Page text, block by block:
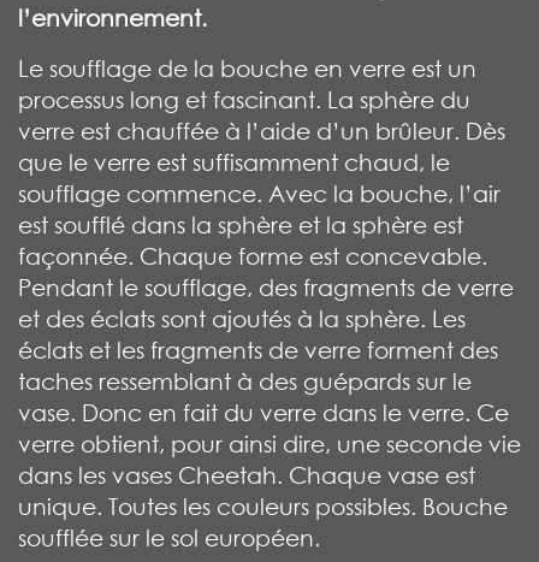
l’environnement.
Le soufflage de la bouche en verre est un
processus long et fascinant. La sphère du
verre est chauffée à l’aide d’un brûleur. Dès
que le verre est suffisamment chaud, le
soufflage commence. Avec la bouche, l’air
est soufflé dans la sphère et la sphère est
façonnée. Chaque forme est concevable.
Pendant le soufflage, des fragments de verre
et des éclats sont ajoutés à la sphère. Les
éclats et les fragments de verre forment des
taches ressemblant à des guépards sur le
vase. Donc en fait du verre dans le verre. Ce
verre obtient, pour ainsi dire, une seconde vie
dans les vases Cheetah. Chaque vase est
unique. Toutes les couleurs possibles. Bouche
soufflée sur le sol européen.